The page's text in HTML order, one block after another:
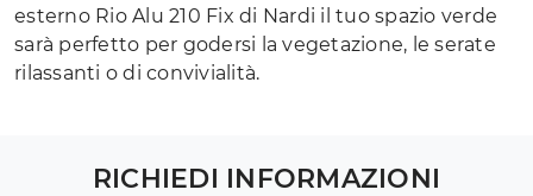
esterno Rio Alu 210 Fix di Nardi il tuo spazio verde
sarà perfetto per godersi la vegetazione, le serate
rilassanti o di convivialità.
RICHIEDI INFORMAZIONI